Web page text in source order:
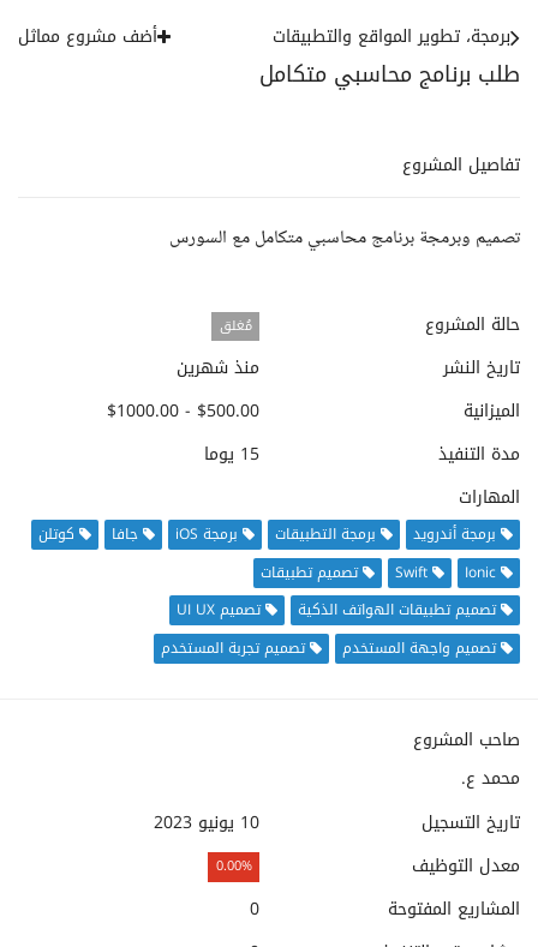
طلب برنامج محاسبي متكامل
برمجة، تطوير المواقع والتطبيقات أضف مشروع مماثل
تفاصيل المشروع
تصميم وبرمجة برنامج محاسبي متكامل مع السورس
حالة المشروع مُغلق
تاريخ النشر
منذ شهرين
الميزانية
$500.00 - $1000.00
مدة التنفيذ
15 يوما
المهارات
برمجة أندرويد برمجة التطبيقات برمجة iOS جافا
كوتلن
Ionic
Swift
تصميم تطبيقات
تصميم تطبيقات الهواتف الذكية
تصميم UI UX
تصميم واجهة المستخدم
تصميم تجربة المستخدم
صاحب المشروع
محمد ع.
تاريخ التسجيل
10 يونيو 2023
معدل التوظيف
0.00%
المشاريع المفتوحة
0